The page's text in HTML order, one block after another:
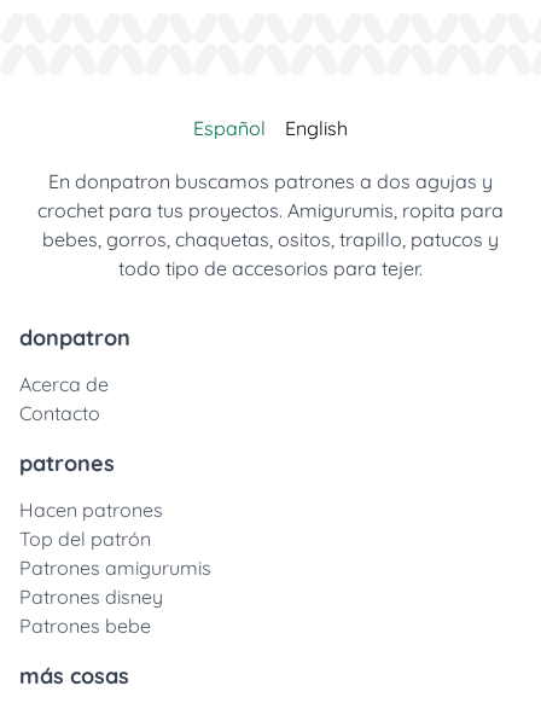
Español English
En donpatron buscamos patrones a dos agujas y
crochet para tus proyectos. Amigurumis, ropita para
bebes, gorros, chaquetas, ositos, trapillo, patucos y
todo tipo de accesorios para tejer.
donpatron
Acerca de
Contacto
patrones
Hacen patrones
Top del patrón
Patrones amigurumis
Patrones disney
Patrones bebe
más cosas